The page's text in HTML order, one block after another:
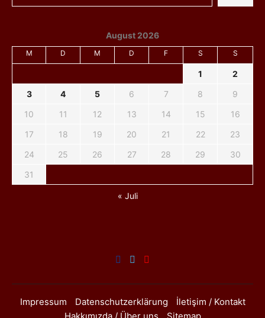
August 2026
M D M D F S S
1
2
3
4 5 6 7 8
9
10
11 12 13 14 15
16
17
18 19 20 21 22
23
24
25 26 27 28 29
30
31
« Juli
Impressum Datenschutzerklärung
İletişim / Kontakt